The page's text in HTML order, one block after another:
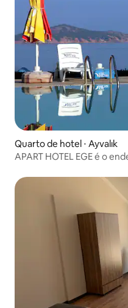
Quarto de hotel ⋅ Ayvalık
APART HOTEL EGE é o